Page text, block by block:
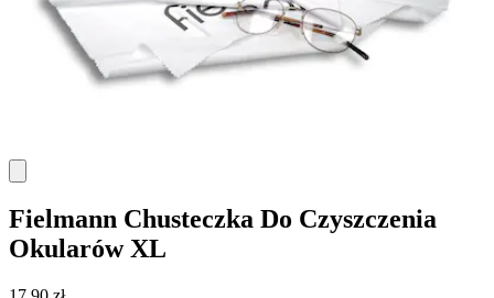
Fielmann Chusteczka Do Czyszczenia
Okularów XL